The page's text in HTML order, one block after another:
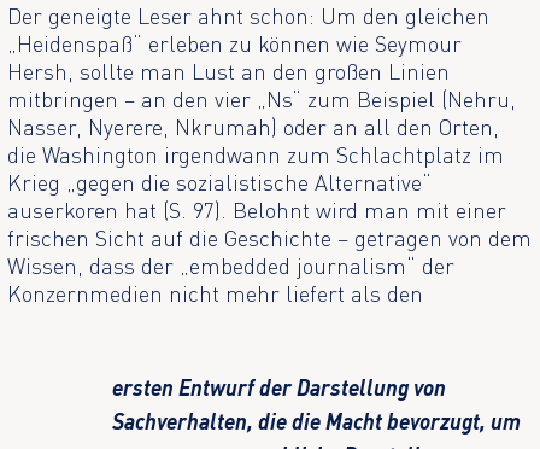
Der geneigte Leser ahnt schon: Um den gleichen
„Heidenspaß“ erleben zu können wie Seymour
Hersh, sollte man Lust an den großen Linien
mitbringen – an den vier „Ns“ zum Beispiel (Nehru,
Nasser, Nyerere, Nkrumah) oder an all den Orten,
die Washington irgendwann zum Schlachtplatz im
Krieg „gegen die sozialistische Alternative“
auserkoren hat (S. 97). Belohnt wird man mit einer
frischen Sicht auf die Geschichte – getragen von dem
Wissen, dass der „embedded journalism“ der
Konzernmedien nicht mehr liefert als den
ersten Entwurf der Darstellung von
Sachverhalten, die die Macht bevorzugt, um